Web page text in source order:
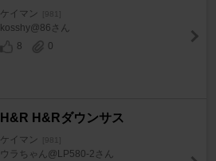
ケイマン
kosshy@86さん
8
0
H&R H&Rダウンサス
ケイマン
ウラちゃん@LP580-2さん